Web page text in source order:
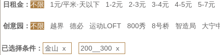
日租金： 不限 1元/平米·天以下 1-2元 2-3元 3-4元 4-5元 5-7元
创意园： 不限 越界 德必 运动LOFT 800秀 8号桥 智造局 大宁
已选择条件： 金山 x 200__300 x